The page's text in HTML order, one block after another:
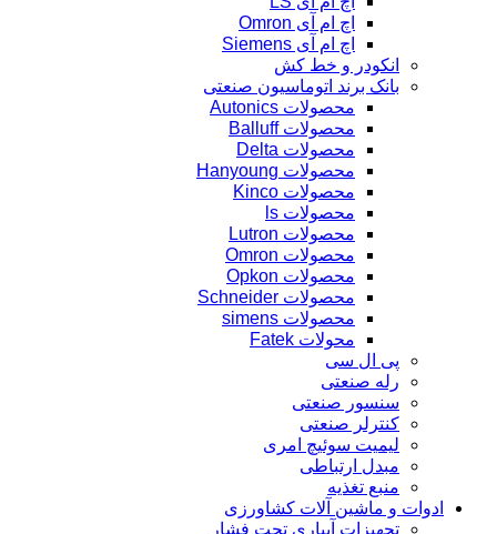
اچ ام آی Omron
اچ ام آی Siemens
انکودر و خط کش
بانک برند اتوماسیون صنعتی
محصولات Autonics
محصولات Balluff
محصولات Delta
محصولات Hanyoung
محصولات Kinco
محصولات ls
محصولات Lutron
محصولات Omron
محصولات Opkon
محصولات Schneider
محصولات simens
محولات Fatek
پی ال سی
رله صنعتی
سنسور صنعتی
کنترلر صنعتی
لیمیت سوئیچ امری
مبدل ارتباطی
منبع تغذیه
ادوات و ماشین آلات کشاورزی
تجهیزات آبیاری تحت فشار